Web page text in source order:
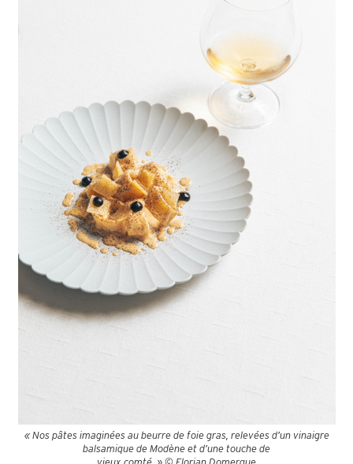
« Nos pâtes imaginées au beurre de foie gras, relevées d’un vinaigre
balsamique de Modène et d’une touche de